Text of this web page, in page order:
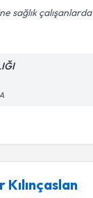
sağlık çalışanlarda